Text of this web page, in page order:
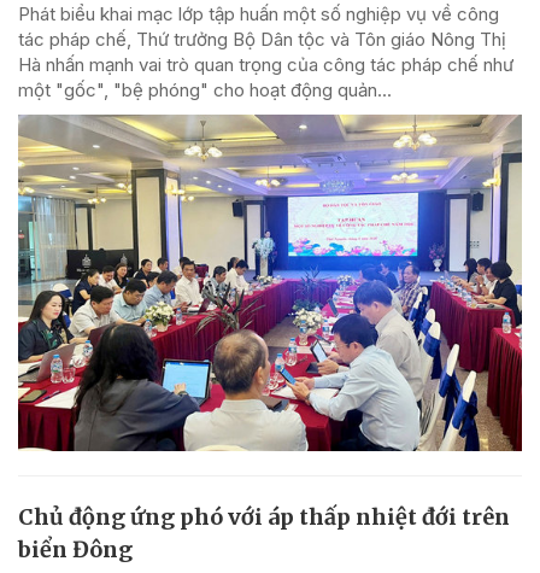
Phát biểu khai mạc lớp tập huấn một số nghiệp vụ về công
tác pháp chế, Thứ trưởng Bộ Dân tộc và Tôn giáo Nông Thị
Hà nhấn mạnh vai trò quan trọng của công tác pháp chế như
một "gốc", "bệ phóng" cho hoạt động quản...
Chủ động ứng phó với áp thấp nhiệt đới trên
biển Đông